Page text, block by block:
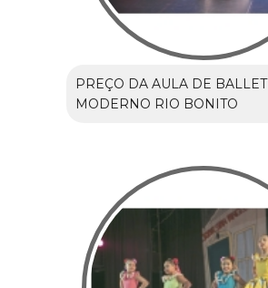
PREÇO DA AULA DE BALLET
MODERNO RIO BONITO